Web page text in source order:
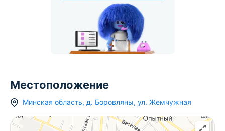
Местоположение
Минская область, д. Боровляны, ул. Жемчужная